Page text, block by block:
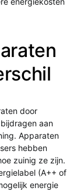
door
aan
Apparaten
hebben
zuinig ze zijn.
(A++ of
energie